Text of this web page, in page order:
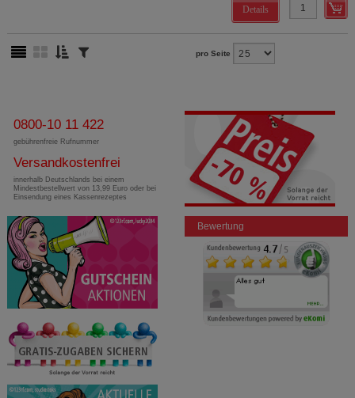
Details
pro Seite
0800-10 11 422
gebührenfreie Rufnummer
Versandkostenfrei
innerhalb Deutschlands bei einem
Mindestbestellwert von 13,99 Euro oder bei
Einsendung eines Kassenrezeptes
Bewertung